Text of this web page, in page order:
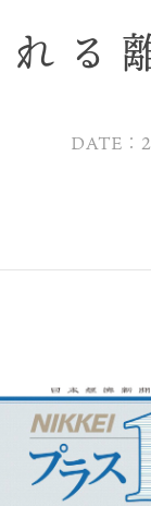
れ
DATE：